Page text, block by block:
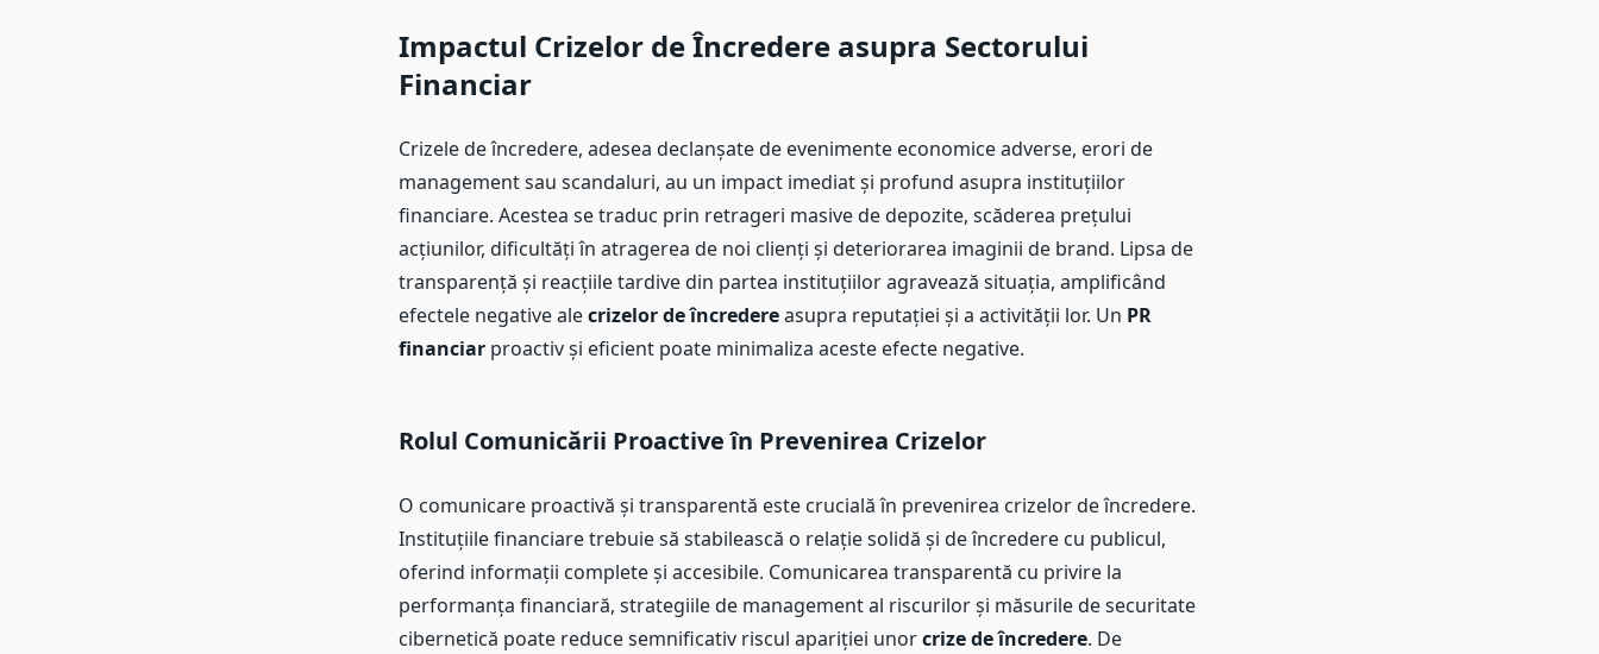
Impactul Crizelor de Încredere asupra Sectorului
Financiar
Crizele de încredere, adesea declanșate de evenimente economice adverse, erori de
management sau scandaluri, au un impact imediat și profund asupra instituțiilor
financiare. Acestea se traduc prin retrageri masive de depozite, scăderea prețului
acțiunilor, dificultăți în atragerea de noi clienți și deteriorarea imaginii de brand. Lipsa de
transparență și reacțiile tardive din partea instituțiilor agravează situația, amplificând
efectele negative alecrizelor de încredereasupra reputației și a activității lor. Un PR
financiarproactiv și eficient poate minimaliza aceste efecte negative.
Rolul Comunicării Proactive în Prevenirea Crizelor
O comunicare proactivă și transparentă este crucială în prevenirea crizelor de încredere.
Instituțiile financiare trebuie să stabilească o relație solidă și de încredere cu publicul,
oferind informații complete și accesibile. Comunicarea transparentă cu privire la
performanța financiară, strategiile de management al riscurilor și măsurile de securitate
cibernetică poate reduce semnificativ riscul apariției unorcrize de încredere. De